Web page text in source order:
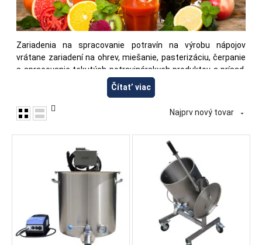
Zariadenia na spracovanie potravín na výrobu nápojov
vrátane zariadení na ohrev, miešanie, pasterizáciu, čerpanie
a spracovanie tekutých potravinárskych produktov a prísad.
Tieto stroje sú vhodné pre malých a stredných výrobcov
nápojov, remeselníkov a podniky, ktoré vyvíjajú vlastné
nápojové produkty. V spoločnosti FoodTechProcess
poskytujeme zariadenia pre výrobcov nápojov, podniky
Čítat’ viac
Najprv nový tovar 